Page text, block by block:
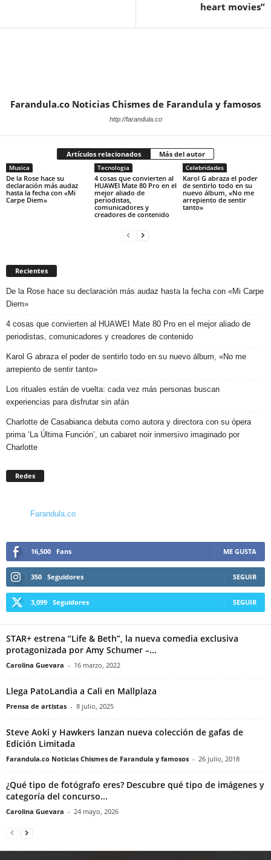
heart movies”
Farandula.co Noticias Chismes de Farandula y famosos
http://farandula.co
Artículos relacionados Más del autor
Musica
De la Rose hace su
declaración más audaz
hasta la fecha con «Mi
Carpe Diem»
Tecnologia
4 cosas que convierten al
HUAWEI Mate 80 Pro en el
mejor aliado de
periodistas,
comunicadores y
creadores de contenido
Celebridades
Karol G abraza el poder
de sentirlo todo en su
nuevo álbum, «No me
arrepiento de sentir
tanto»
Recientes
De la Rose hace su declaración más audaz hasta la fecha con «Mi Carpe
Diem»
4 cosas que convierten al HUAWEI Mate 80 Pro en el mejor aliado de
periodistas, comunicadores y creadores de contenido
Karol G abraza el poder de sentirlo todo en su nuevo álbum, «No me
arrepiento de sentir tanto»
Los rituales están de vuelta: cada vez más personas buscan
experiencias para disfrutar sin afán
Charlotte de Casabianca debuta como autora y directora con su ópera
prima ‘La Última Función’, un cabaret noir inmersivo imaginado por
Charlotte
Redes
Farandula.co
16,500 Fans ME GUSTA
350 Seguidores SEGUIR
3,099 Seguidores SEGUIR
STAR+ estrena “Life & Beth”, la nueva comedia exclusiva
protagonizada por Amy Schumer –...
Carolina Guevara - 16 marzo, 2022
Llega PatoLandia a Cali en Mallplaza
Prensa de artistas - 8 julio, 2025
Steve Aoki y Hawkers lanzan nueva colección de gafas de
Edición Limitada
Farandula.co Noticias Chismes de Farandula y famosos - 26 julio, 2018
¿Qué tipo de fotógrafo eres? Descubre qué tipo de imágenes y
categoría del concurso...
Carolina Guevara - 24 mayo, 2026